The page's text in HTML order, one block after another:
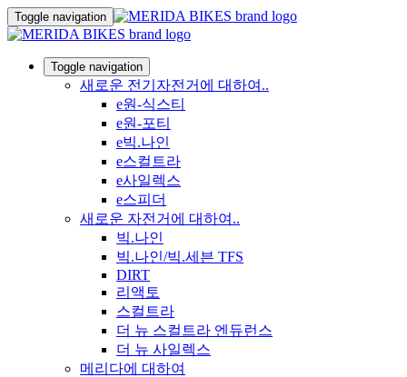
Toggle navigation
Toggle navigation
새로운 전기자전거에 대하여..
e원-식스티
e원-포티
e빅.나인
e스컬트라
e사일렉스
e스피더
새로운 자전거에 대하여..
빅.나인
빅.나인/빅.세븐 TFS
DIRT
리액토
스컬트라
더 뉴 스컬트라 엔듀런스
더 뉴 사일렉스
메리다에 대하여